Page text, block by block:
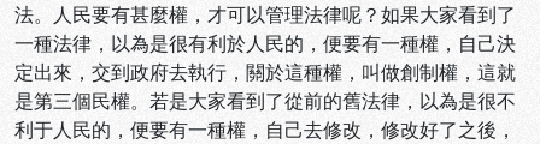
法。人民要有甚麼權，才可以管理法律呢？如果大家看到了
一種法律，以為是很有利於人民的，便要有一種權，自己決
定出來，交到政府去執行，關於這種權，叫做創制權，這就
是第三個民權。若是大家看到了從前的舊法律，以為是很不
利于人民的，便要有一種權，自己去修改，修改好了之後，